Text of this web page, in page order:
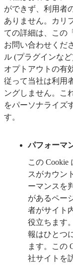
ができず、利用者
ありません。カリ
ての詳細は、この
お問い合わせくだ
ル (プラグインな
オプトアウトの有
従って当社は利用
ングしません。こ
をパーソナライズ
す。
パフォーマ
この
スがカウン
ーマンスを
があるペー
者がサイト
役立ちます
報はひとつ
ます。この
社サイトを